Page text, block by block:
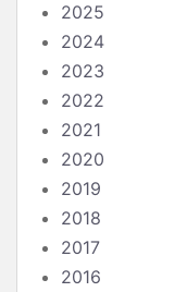
2025
2024
2023
2022
2021
2020
2019
2018
2017
2016